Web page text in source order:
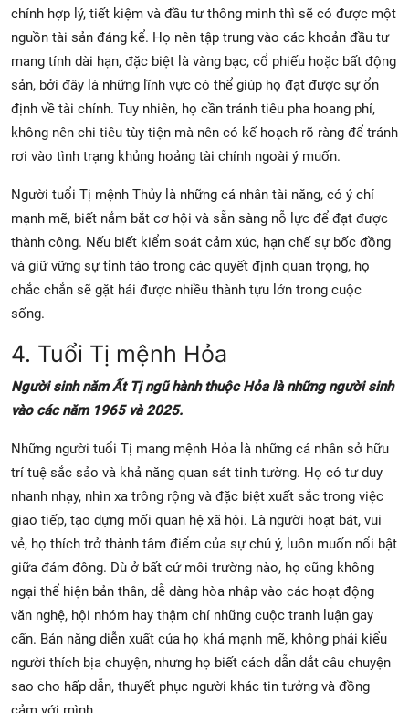
chính hợp lý, tiết kiệm và đầu tư thông minh thì sẽ có được một
nguồn tài sản đáng kể. Họ nên tập trung vào các khoản đầu tư
mang tính dài hạn, đặc biệt là vàng bạc, cổ phiếu hoặc bất động
sản, bởi đây là những lĩnh vực có thể giúp họ đạt được sự ổn
định về tài chính. Tuy nhiên, họ cần tránh tiêu pha hoang phí,
không nên chi tiêu tùy tiện mà nên có kế hoạch rõ ràng để tránh
rơi vào tình trạng khủng hoảng tài chính ngoài ý muốn.
Người tuổi Tị mệnh Thủy là những cá nhân tài năng, có ý chí
mạnh mẽ, biết nắm bắt cơ hội và sẵn sàng nỗ lực để đạt được
thành công. Nếu biết kiểm soát cảm xúc, hạn chế sự bốc đồng
và giữ vững sự tỉnh táo trong các quyết định quan trọng, họ
chắc chắn sẽ gặt hái được nhiều thành tựu lớn trong cuộc
sống.
4. Tuổi Tị mệnh Hỏa
Người sinh năm Ất Tị ngũ hành thuộc Hỏa là những người sinh
vào các năm 1965 và 2025.
Những người tuổi Tị mang mệnh Hỏa là những cá nhân sở hữu
trí tuệ sắc sảo và khả năng quan sát tinh tường. Họ có tư duy
nhanh nhạy, nhìn xa trông rộng và đặc biệt xuất sắc trong việc
giao tiếp, tạo dựng mối quan hệ xã hội. Là người hoạt bát, vui
vẻ, họ thích trở thành tâm điểm của sự chú ý, luôn muốn nổi bật
giữa đám đông. Dù ở bất cứ môi trường nào, họ cũng không
ngại thể hiện bản thân, dễ dàng hòa nhập vào các hoạt động
văn nghệ, hội nhóm hay thậm chí những cuộc tranh luận gay
cấn. Bản năng diễn xuất của họ khá mạnh mẽ, không phải kiểu
người thích bịa chuyện, nhưng họ biết cách dẫn dắt câu chuyện
sao cho hấp dẫn, thuyết phục người khác tin tưởng và đồng